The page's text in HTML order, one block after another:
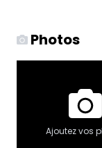
Photos
Ajoutez vos